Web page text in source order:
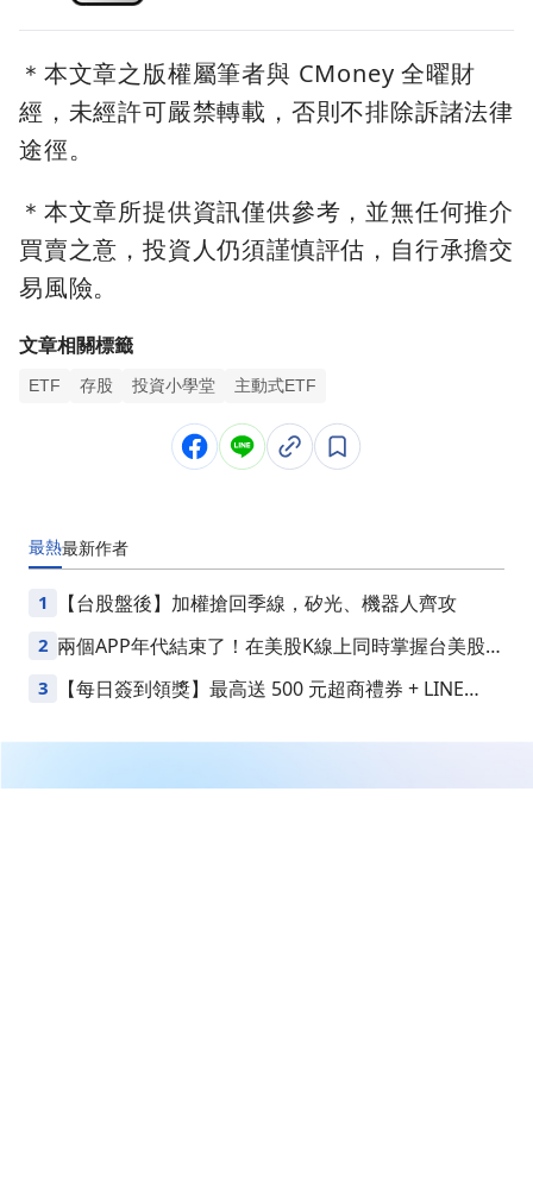
＊本文章之版權屬筆者與 CMoney 全曜財
經，未經許可嚴禁轉載，否則不排除訴諸法律
途徑。
＊本文章所提供資訊僅供參考，並無任何推介
買賣之意，投資人仍須謹慎評估，自行承擔交
易風險。
文章相關標籤
ETF 存股 投資小學堂 主動式ETF
最熱最新作者
1 【台股盤後】加權搶回季線，矽光、機器人齊攻
2 兩個APP年代結束了！在美股K線上同時掌握台美股損
益
3
【每日簽到領獎】最高送 500 元超商禮券 + LINE